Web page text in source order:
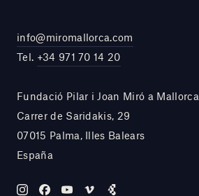
info@miromallorca.com
Tel. +34 971 70 14 20
Fundació Pilar i Joan Miró a Mallorca
Carrer de Saridakis, 29
07015 Palma, Illes Balears
España